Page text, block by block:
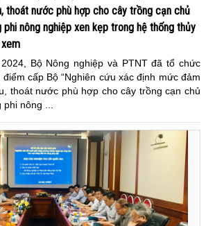
thoát nước phù hợp cho cây trồng cạn chủ
nông nghiệp xen kẹp trong hệ thống thủy
Bộ Nông nghiệp và PTNT đã tổ chức
cấp Bộ “Nghiên cứu xác định mức đảm
thoát nước phù hợp cho cây trồng cạn chủ
nông ...